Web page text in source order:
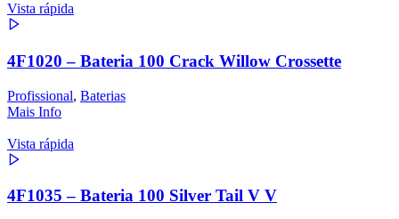
Vista rápida
4F1020 – Bateria 100 Crack Willow Crossette
Profissional, Baterias
Mais Info
Vista rápida
4F1035 – Bateria 100 Silver Tail V V